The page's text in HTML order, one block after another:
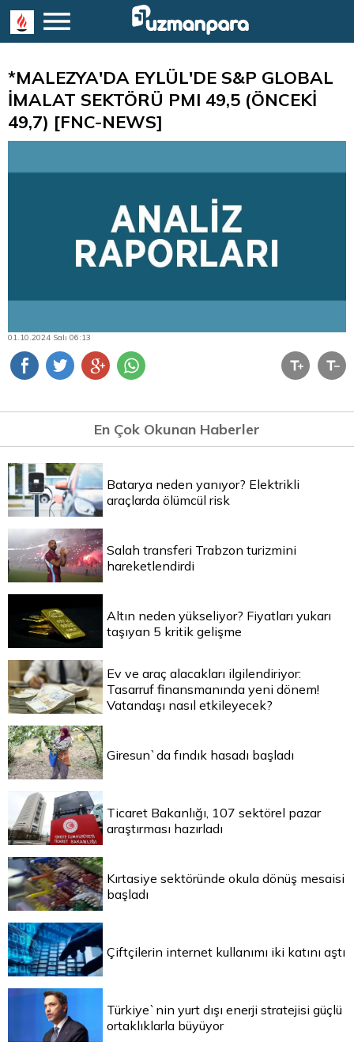
*MALEZYA'DA EYLÜL'DE S&P GLOBAL
İMALAT SEKTÖRÜ PMI 49,5 (ÖNCEKİ
49,7) [FNC-NEWS]
01.10.2024 Salı 06:13
En Çok Okunan Haberler
Batarya neden yanıyor? Elektrikli
araçlarda ölümcül risk
Salah transferi Trabzon turizmini
hareketlendirdi
Altın neden yükseliyor? Fiyatları yukarı
taşıyan 5 kritik gelişme
Ev ve araç alacakları ilgilendiriyor:
Tasarruf finansmanında yeni dönem!
Vatandaşı nasıl etkileyecek?
Giresun`da fındık hasadı başladı
Ticaret Bakanlığı, 107 sektörel pazar
araştırması hazırladı
Kırtasiye sektöründe okula dönüş mesaisi
başladı
Çiftçilerin internet kullanımı iki katını aştı
Türkiye`nin yurt dışı enerji stratejisi güçlü
ortaklıklarla büyüyor